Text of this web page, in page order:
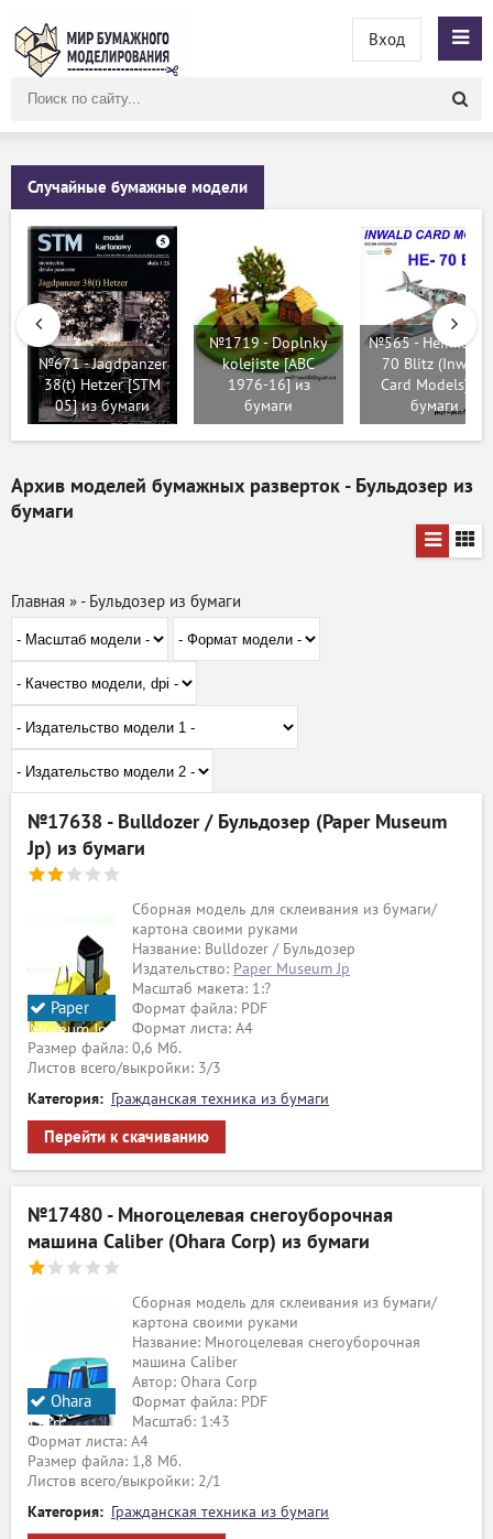
сайту
Вход
Случайные бумажные модели
№671 - Jagdpanzer
38(t) Hetzer [STM
05] из бумаги
№1719 - Doplnky
kolejiste [ABC
1976-16] из
бумаги
№565 - Heinkel
70 Blitz (Inwald
Card Models) из
бумаги
Архив моделей бумажных разверток - Бульдозер из
бумаги
Главная »- Бульдозер из бумаги
№17638 - Bulldozer / Бульдозер (Paper Museum
Jp) из бумаги
Paper
Museum Jp
Сборная модель для склеивания из бумаги/
картона своими руками
Название: Bulldozer / Бульдозер
Издательство: Paper Museum Jp
Масштаб макета: 1:?
Формат файла: PDF
Формат листа: А4
Размер файла: 0,6 Мб.
Листов всего/выкройки: 3/3
Категория: Гражданская техника из бумаги
Перейти к скачиванию
№17480 - Многоцелевая снегоуборочная
машина Caliber (Ohara Corp) из бумаги
Ohara
Corp
Сборная модель для склеивания из бумаги/
картона своими руками
Название: Многоцелевая снегоуборочная
машина Caliber
Автор: Ohara Corp
Формат файла: PDF
Масштаб: 1:43
Формат листа: А4
Размер файла: 1,8 Мб.
Листов всего/выкройки: 2/1
Категория: Гражданская техника из бумаги